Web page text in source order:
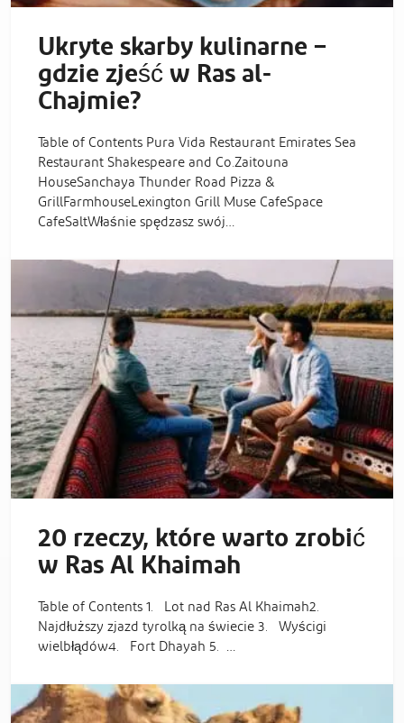
Ukryte skarby kulinarne –
gdzie zjeść w Ras al-
Chajmie?
Table of Contents Pura Vida Restaurant Emirates Sea
Restaurant Shakespeare and Co.Zaitouna
HouseSanchaya Thunder Road Pizza &
GrillFarmhouseLexington Grill Muse CafeSpace
CafeSaltWłaśnie spędzasz swój…
20 rzeczy, które warto zrobić
w Ras Al Khaimah
Table of Contents 1. Lot nad Ras Al Khaimah2.
Najdłuższy zjazd tyrolką na świecie 3. Wyścigi
wielbłądów4. Fort Dhayah 5. …